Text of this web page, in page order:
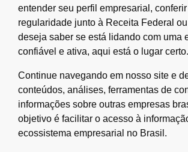
entender seu perfil empresarial,
regularidade junto à Receita Federal
deseja saber se está lidando com uma
confiável e ativa, aqui está o lugar certo.
Continue navegando em nosso site e
conteúdos, análises, ferramentas de
informações sobre outras empresas
objetivo é facilitar o acesso à
ecossistema empresarial no Brasil.